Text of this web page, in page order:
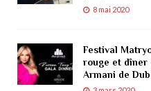
8 mai 2020
Festival
rouge et dîner
Armani de